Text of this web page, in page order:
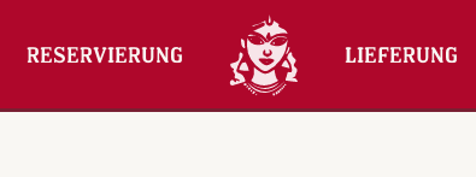
RESERVIERUNG LIEFERUNG